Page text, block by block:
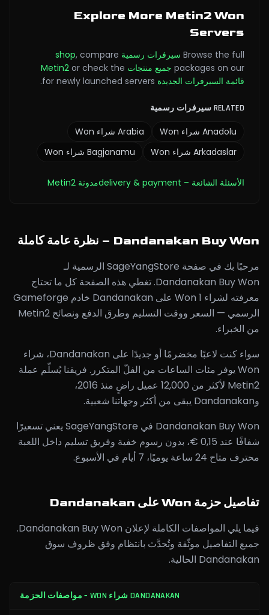
Explore More Metin2 Won
Servers
Browse the full سيرفرات رسمية shop, compare
packages on our جميع منتجات Metin2 or check the
قائمة السيرفرات الجديدة for newly launched servers.
RELATED سيرفرات رسمية
Anadolu شراء Won Arabia شراء Won
Arkadaslar شراء Won Bagjanamu شراء Won
الأسئلة الشائعة – delivery & payment مدونة Metin2
Dandanakan Buy Won – نظرة عامة كاملة
مرحبًا بك في صفحة SageYangStore الرسمية لـ
Dandanakan Buy Won. تغطي هذه الصفحة كل ما تحتاج
معرفته لشراء 1 Won على Dandanakan خادم Gameforge
الرسمي — السعر ووقت التسليم وطرق الدفع ونصائح Metin2
من الخبراء.
سواء كنت لاعبًا مخضرمًا أو جديدًا على Dandanakan، شراء
Won يوفر مئات الساعات من الفلّ المتكرر. فريقنا يُسلّم عملة
Metin2 لأكثر من 12,000 عميل راضٍ منذ 2016،
وDandanakan يبقى من أكثر وجهاتنا شعبية.
Dandanakan Buy Won في SageYangStore يعني تسعيرًا
شفافًا عند 0,15 €، بدون رسوم خفية وفريق تسليم داخل اللعبة
محترف متاح 24 ساعة يوميًا، 7 أيام في الأسبوع.
تفاصيل حزمة Won على Dandanakan
فيما يلي المواصفات الكاملة لإعلان Dandanakan Buy Won.
جميع التفاصيل موثّقة وتُحدَّث بانتظام وفق ظروف سوق
Dandanakan الحالية.
DANDANAKAN شراء WON – مواصفات الحزمة